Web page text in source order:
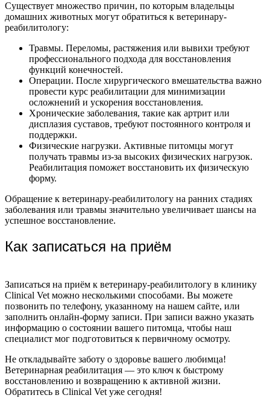
Существует множество причин, по которым владельцы
домашних животных могут обратиться к ветеринару-
реабилитологу:
Травмы. Переломы, растяжения или вывихи требуют
профессионального подхода для восстановления
функций конечностей.
Операции. После хирургического вмешательства важно
провести курс реабилитации для минимизации
осложнений и ускорения восстановления.
Хронические заболевания, такие как артрит или
дисплазия суставов, требуют постоянного контроля и
поддержки.
Физические нагрузки. Активные питомцы могут
получать травмы из-за высоких физических нагрузок.
Реабилитация поможет восстановить их физическую
форму.
Обращение к ветеринару-реабилитологу на ранних стадиях
заболевания или травмы значительно увеличивает шансы на
успешное восстановление.
Как записаться на приём
Записаться на приём к ветеринару-реабилитологу в клинику
Clinical Vet можно несколькими способами. Вы можете
позвонить по телефону, указанному на нашем сайте, или
заполнить онлайн-форму записи. При записи важно указать
информацию о состоянии вашего питомца, чтобы наш
специалист мог подготовиться к первичному осмотру.
Не откладывайте заботу о здоровье вашего любимца!
Ветеринарная реабилитация — это ключ к быстрому
восстановлению и возвращению к активной жизни.
Обратитесь в Clinical Vet уже сегодня!